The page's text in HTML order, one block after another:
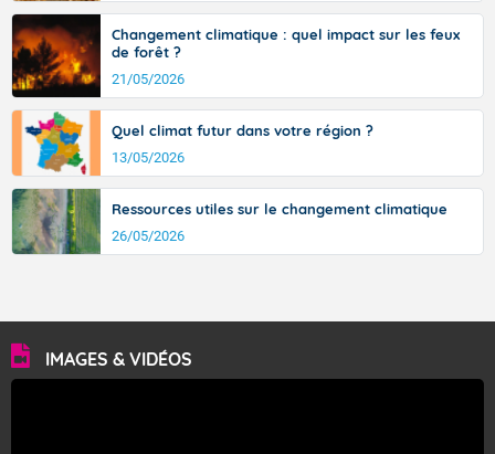
Changement climatique : quel impact sur les feux
de forêt ?
21/05/2026
Quel climat futur dans votre région ?
13/05/2026
Ressources utiles sur le changement climatique
26/05/2026
IMAGES & VIDÉOS